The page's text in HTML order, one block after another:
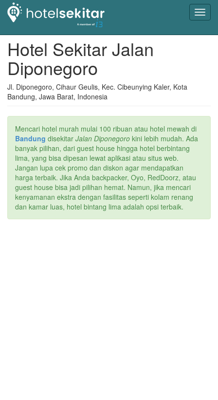
Hotel Sekitar Jalan
Diponegoro
Jl. Diponegoro, Cihaur Geulis, Kec. Cibeunying Kaler, Kota
Bandung, Jawa Barat, Indonesia
Mencari hotel murah mulai 100 ribuan atau hotel mewah di
Bandung disekitar Jalan Diponegoro kini lebih mudah. Ada
banyak pilihan, dari guest house hingga hotel berbintang
lima, yang bisa dipesan lewat aplikasi atau situs web.
Jangan lupa cek promo dan diskon agar mendapatkan
harga terbaik. Jika Anda backpacker, Oyo, RedDoorz, atau
guest house bisa jadi pilihan hemat. Namun, jika mencari
kenyamanan ekstra dengan fasilitas seperti kolam renang
dan kamar luas, hotel bintang lima adalah opsi terbaik.